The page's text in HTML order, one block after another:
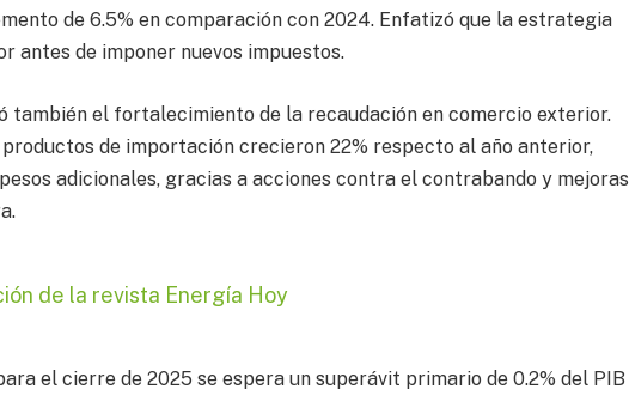
de 6.5% en comparación con 2024. Enfatizó que la estrategia
antes de imponer nuevos impuestos.
también el fortalecimiento de la recaudación en comercio exterior.
de importación crecieron 22% respecto al año anterior,
adicionales, gracias a acciones contra el contrabando y mejoras
de la revista Energía Hoy
el cierre de 2025 se espera un superávit primario de 0.2% del PIB